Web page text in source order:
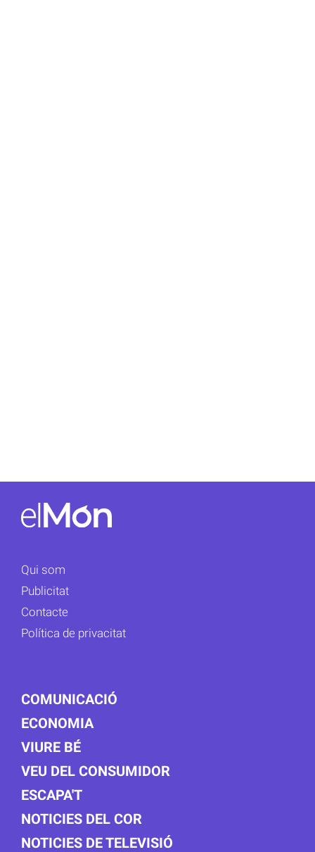
Qui som
Publicitat
Contacte
Política de privacitat
COMUNICACIÓ
ECONOMIA
VIURE BÉ
VEU DEL CONSUMIDOR
ESCAPA'T
NOTICIES DEL COR
NOTICIES DE TELEVISIÓ